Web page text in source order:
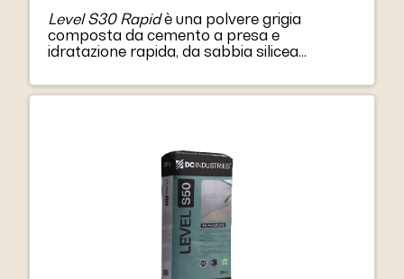
Level S30 Rapidè una polvere grigia
composta da cemento a presa e
idratazione rapida, da sabbia silicea